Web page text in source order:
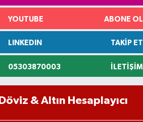
YOUTUBE ABONE OL
LINKEDIN TAKIP ET
05303870003 İLETIŞIM
Döviz & Altın Hesaplayıcı